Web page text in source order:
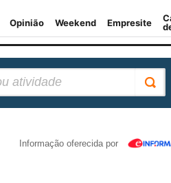
Informação oferecida por